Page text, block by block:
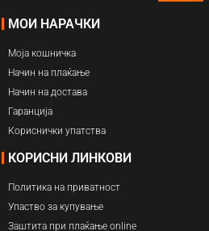
МОИ НАРАЧКИ
Моја кошничка
Начин на плаќање
Начин на достава
Гаранција
Кориснички упатства
КОРИСНИ ЛИНКОВИ
Политика на приватност
Упаство за купување
Заштита при плаќање online